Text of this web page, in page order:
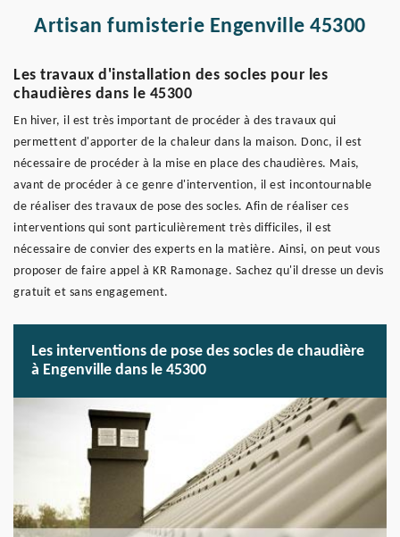
Artisan fumisterie Engenville 45300
Les travaux d'installation des socles pour les
chaudières dans le 45300
En hiver, il est très important de procéder à des travaux qui
permettent d'apporter de la chaleur dans la maison. Donc, il est
nécessaire de procéder à la mise en place des chaudières. Mais,
avant de procéder à ce genre d'intervention, il est incontournable
de réaliser des travaux de pose des socles. Afin de réaliser ces
interventions qui sont particulièrement très difficiles, il est
nécessaire de convier des experts en la matière. Ainsi, on peut vous
proposer de faire appel à KR Ramonage. Sachez qu'il dresse un devis
gratuit et sans engagement.
Les interventions de pose des socles de chaudière
à Engenville dans le 45300